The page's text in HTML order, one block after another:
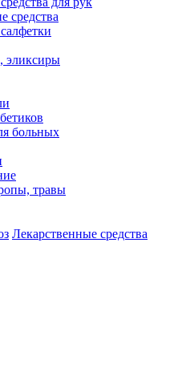
средства
эликсиры
больных
травы
Лекарственные средства